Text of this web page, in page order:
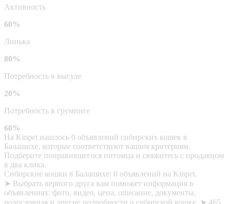
Активность
60%
Линька
80%
Потребность в выгуле
20%
Потребность в груминге
60%
На Kinpet нашлось 0 объявлений сибирских кошек в
Балашихе, которые соответствуют вашим критериям.
Подберите понравившегося питомца и свяжитесь с продавцом
в два клика.
Сибирские кошки в Балашихе: 0 объявлений на Kinpet.
➤ Выбрать верного друга вам поможет информация в
объявлениях: фото, видео, цена, описание, документы,
родословная и другие подробности о сибирской кошке. ➤ 465